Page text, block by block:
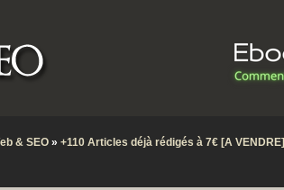
& SEO » +110 Articles déjà rédigés à 7€ [A VENDRE]